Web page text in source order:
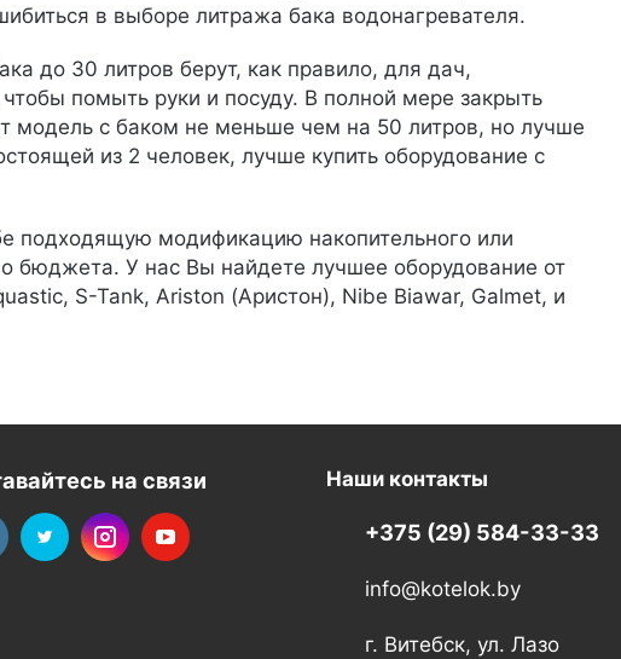
в выборе литража бака водонагревателя.
до 30 литров берут, как правило, для дач,
помыть руки и посуду. В полной мере закрыть
модель с баком не меньше чем на 50 литров, но лучше
из 2 человек, лучше купить оборудование с
подходящую модификацию накопительного или
бюджета. У нас Вы найдете лучшее оборудование от
S-Tank, Ariston (Аристон), Nibe Biawar, Galmet, и
на связи Наши контакты
+375 (29) 584-33-33
info@kotelok.by
г. Витебск, ул. Лазо